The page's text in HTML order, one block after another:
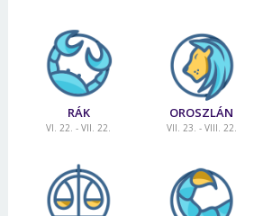
RÁK
VI. 22. - VII. 22.
OROSZLÁN
VII. 23. - VIII. 22.